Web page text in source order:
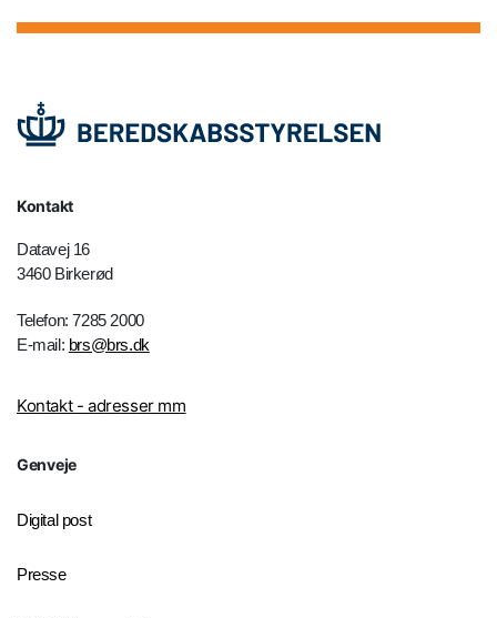
Kontakt
Datavej 16
3460 Birkerød
Telefon: 7285 2000
E-mail: brs@brs.dk
Kontakt - adresser mm
Genveje
Digital post
Presse